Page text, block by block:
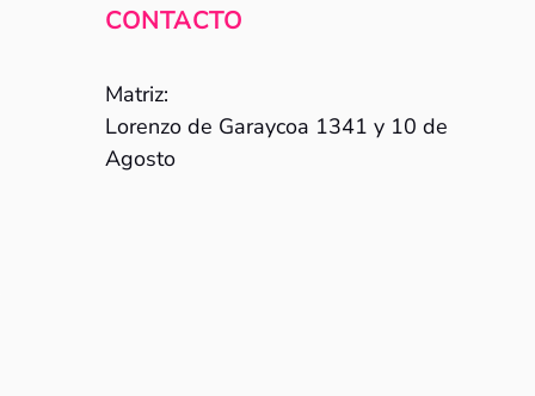
CONTACTO
Matriz:
Lorenzo de Garaycoa 1341 y 10 de
Agosto